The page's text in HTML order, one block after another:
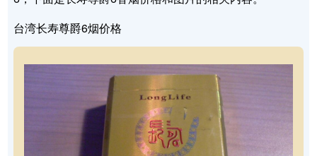
台湾长寿尊爵6烟价格